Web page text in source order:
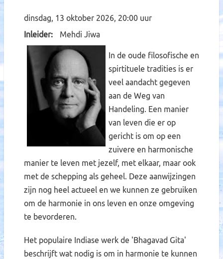
dinsdag, 13 oktober 2026, 20:00 uur
Inleider
Mehdi Jiwa
In de oude filosofische en
spirtituele tradities is er
veel aandacht gegeven
aan de Weg van
Handeling. Een manier
van leven die er op
gericht is om op een
zuivere en harmonische
manier te leven met jezelf, met elkaar, maar ook
met de schepping als geheel. Deze aanwijzingen
zijn nog heel actueel en we kunnen ze gebruiken
om de harmonie in ons leven en onze omgeving
te bevorderen.
Het populaire Indiase werk de 'Bhagavad Gita'
beschrijft wat nodig is om in harmonie te kunnen